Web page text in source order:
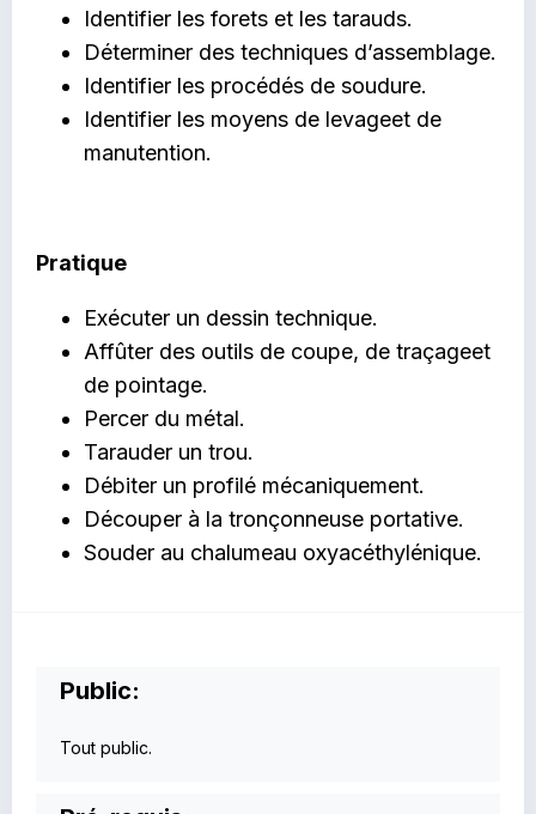
Identifier les forets et les tarauds.
Déterminer des techniques d’assemblage.
Identifier les procédés de soudure.
Identifier les moyens de levageet de
manutention.
Pratique
Exécuter un dessin technique.
Affûter des outils de coupe, de traçageet
de pointage.
Percer du métal.
Tarauder un trou.
Débiter un profilé mécaniquement.
Découper à la tronçonneuse portative.
Souder au chalumeau oxyacéthylénique.
Public:
Tout public.